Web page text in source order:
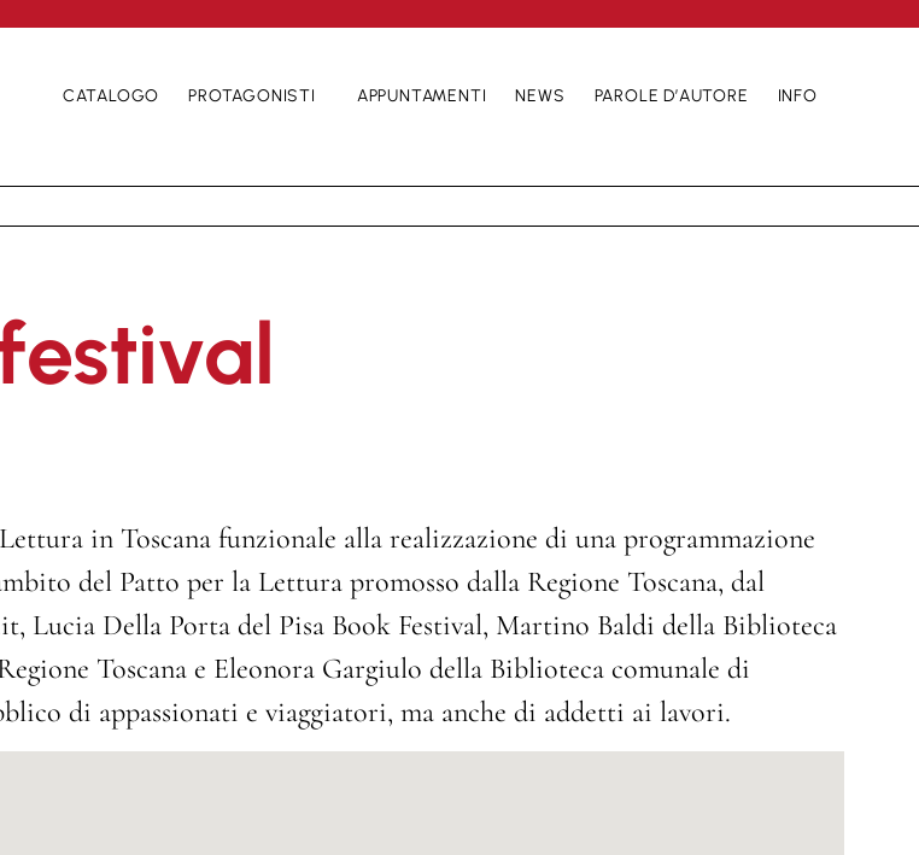
CATALOGO PROTAGONISTI APPUNTAMENTI NEWS PAROLE D’AUTORE INFO
in Toscana funzionale alla realizzazione di una programmazione
del Patto per la Lettura promosso dalla Regione Toscana, dal
Lucia Della Porta del Pisa Book Festival, Martino Baldi della Biblioteca
Toscana e Eleonora Gargiulo della Biblioteca comunale di
di appassionati e viaggiatori, ma anche di addetti ai lavori.